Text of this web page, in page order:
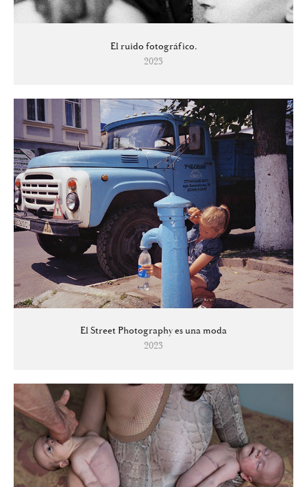
El ruido fotográfico.
2023
El Street Photography es una moda
2023